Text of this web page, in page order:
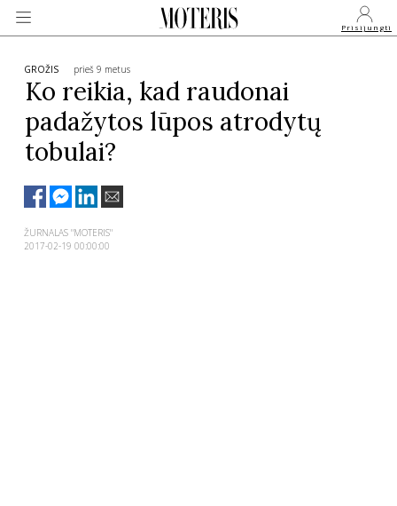
Prisijungti
VEIDAI
MADA
GROŽIS prieš 9 metus
Ko reikia, kad raudonai
padažytos lūpos atrodytų
tobulai?
ŽURNALAS "MOTERIS"
2017-02-19 00:00:00